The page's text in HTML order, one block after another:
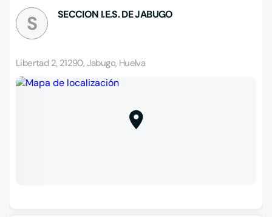
S SECCION I.E.S. DE JABUGO
Libertad 2, 21290, Jabugo, Huelva